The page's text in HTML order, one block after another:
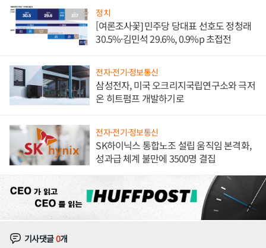
정치
[여론조사꽃] 민주당 당대표 선호도 정청래
30.5%·김민석 29.6%, 0.9%p 초접전
전자·전기·정보통신
삼성전자, 미국 오크리지국립연구소와 극저
온 히트펌프 개발하기로
전자·전기·정보통신
SK하이닉스 통합노조 설립 움직임 본격화,
성과급 체계 불만에 3500명 결집
기사댓글0개